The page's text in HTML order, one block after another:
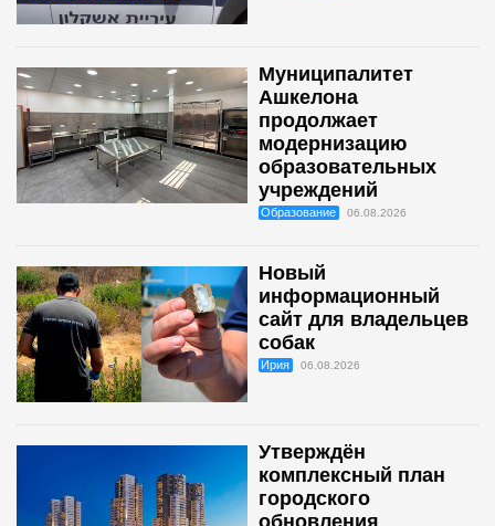
Муниципалитет
Ашкелона
продолжает
модернизацию
образовательных
учреждений
Образование 06.08.2026
Новый
информационный
сайт для владельцев
собак
Ирия 06.08.2026
Утверждён
комплексный план
городского
обновления